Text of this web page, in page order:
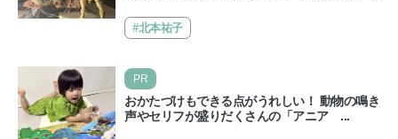
催…
#北本祐子
PR
おかたづけもできる点がうれしい！ 動物の鳴き
声やセリフが盛りだくさんの「アニア ...